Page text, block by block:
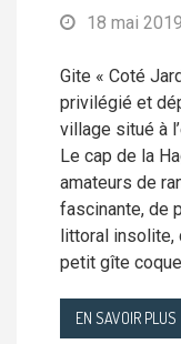
18 mai 2019
Gite « Coté
privilégié et
village situé à
Le cap de la
amateurs de
fascinante, de
littoral insolite,
petit gîte
EN SAVOIR PLUS